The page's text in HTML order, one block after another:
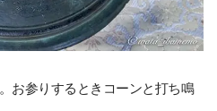
。お参りするときコーンと打ち鳴